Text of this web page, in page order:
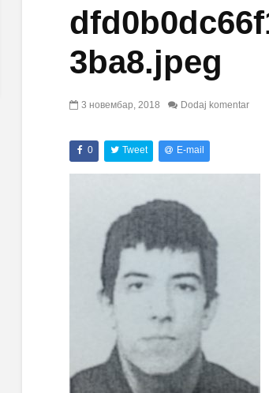
3ba8.jpeg
3 новембар, 2018 Dodaj komentar
0 Tweet E-mail